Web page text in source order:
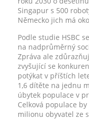
Singapur s 500
Německo jich má
Podle studie HSBC
na nadprůměrný
Zpráva ale
zvyšující se
potýkat v příštích
1,6 dítěte na jednu
úbytek populace v
Celková populace
milionu obyvatel ze